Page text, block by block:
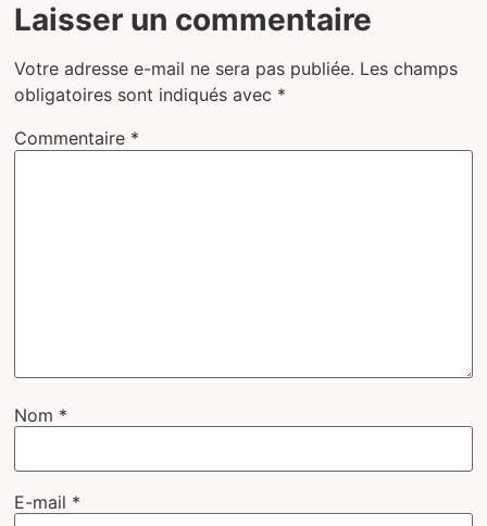
Laisser un commentaire
Votre adresse e-mail ne sera pas publiée. Les champs
obligatoires sont indiqués avec *
Commentaire *
Nom *
E-mail *